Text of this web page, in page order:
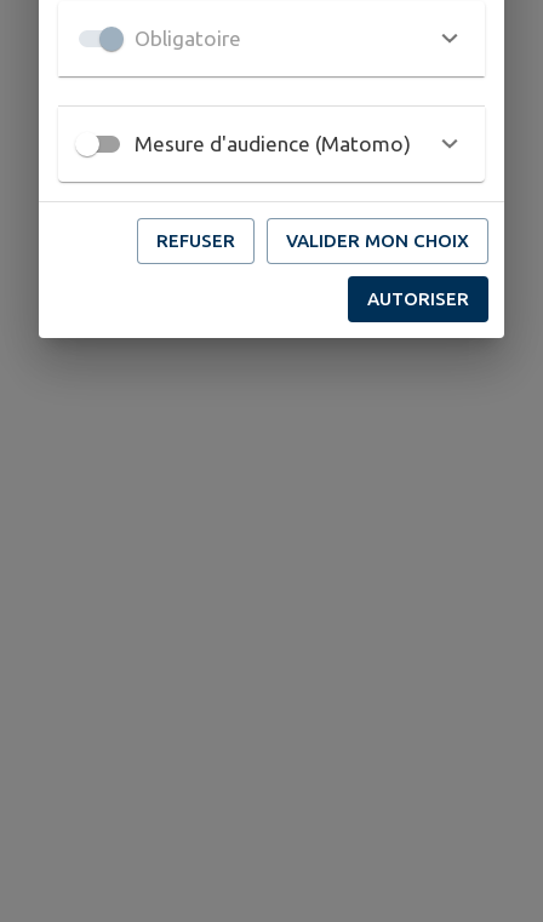
Obligatoire
Mesure d'audience (Matomo)
REFUSER VALIDER MON CHOIX
AUTORISER